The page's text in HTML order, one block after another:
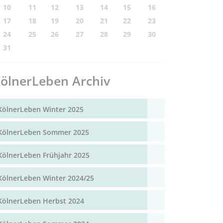
10 11 12 13 14 15
16
17
18 19 20 21 22
23
24
25 26 27 28 29
30
31
Archiv
Winter 2025
Sommer 2025
Frühjahr 2025
Winter 2024/25
Herbst 2024